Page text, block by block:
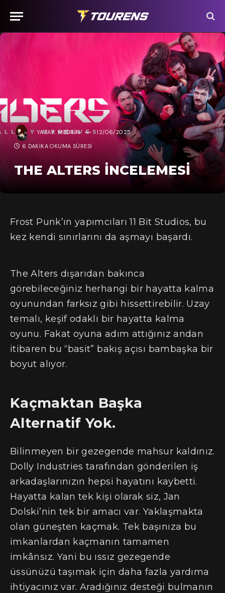
YAZAR: MEDRIN 12/06/2025
6 DAKIKA OKUMA SÜRESI
THE ALTERS İNCELEMESI
Frost Punk’ın yapımcıları 11 Bit Studios, bu
kez kendi sınırlarını da aşmayı başardı.
The Alters dışarıdan bakınca
görebileceğiniz herhangi bir hayatta kalma
oyunundan farksız gibi hissettirebilir. Uzay
temalı, keşif odaklı bir hayatta kalma
oyunu. Fakat oyuna adım attığınız andan
itibaren bu “basit” bakış açısı bambaşka bir
boyut alıyor.
Kaçmaktan Başka
Alternatif Yok.
Bilinmeyen bir gezegende mahsur kaldınız.
Dolly Industries tarafından gönderilen iş
arkadaşlarınızın hepsi hayatını kaybetti.
Hayatta kalan tek kişi olarak siz, Jan
Dolski’nin tek bir amacı var. Yaklaşmakta
olan güneşten kaçmak. Tek başınıza bu
imkanlardan kaçmanın tamamen
imkânsız. Yani bu ıssız gezegende
üssünüzü taşımak için daha fazla yardıma
ihtiyacınız var. Aradığınız desteği bulmanın